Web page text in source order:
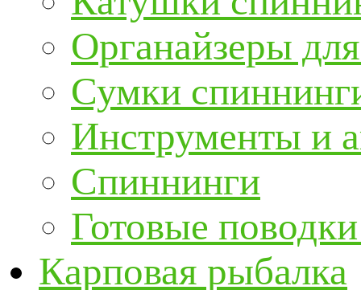
Органайзеры
Сумки
Инструменты и
Спиннинги
Готовые
Карповая рыбалка